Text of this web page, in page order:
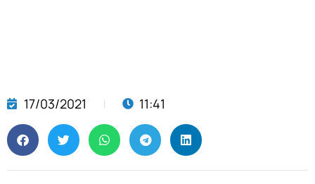
17/03/2021 11:41